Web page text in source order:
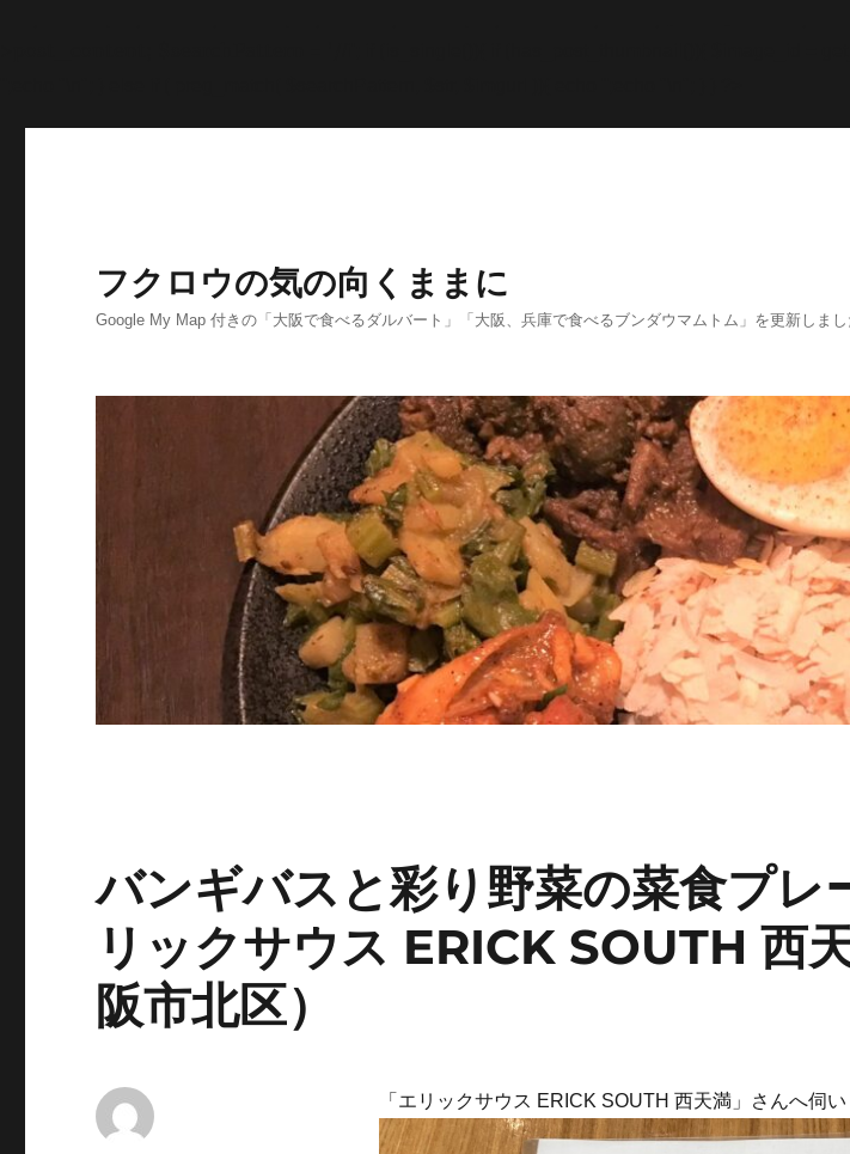
フクロウの気の向くままに
Google My Map 付きの「大阪で食べるダルバート」「大阪、兵庫で食べるブンダウマムトム」を更新し
バンギバスと彩り野菜の菜食プレ
リックサウス ERICK SOUTH 西
阪市北区）
「エリックサウス ERICK SOUTH 西天満」さんへ伺い